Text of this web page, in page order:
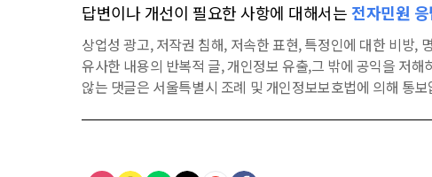
답변이나 개선이 필요한 사항에 대해서는 전자민원
상업성 광고, 저작권 침해, 저속한 표현, 특정인에 대한 비방,
유사한 내용의 반복적 글, 개인정보 유출,그 밖에 공익을 저해
않는 댓글은 서울특별시 조례 및 개인정보보호법에 의해 통